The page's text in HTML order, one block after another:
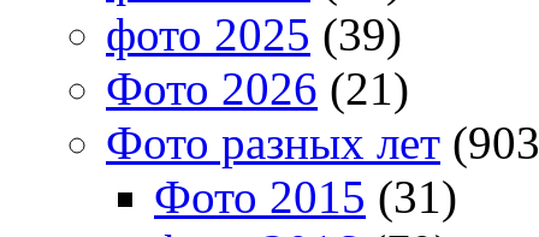
фото 2025 (39)
Фото 2026 (21)
Фото разных лет
Фото 2015 (31)